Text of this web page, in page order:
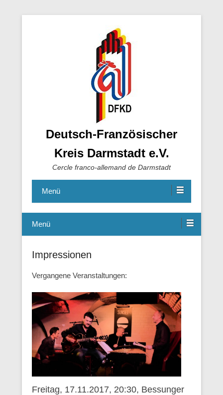
Deutsch-Französischer
Kreis Darmstadt e.V.
Cercle franco-allemand de Darmstadt
Menü
Menü
Impressionen
Vergangene Veranstaltungen:
Freitag, 17.11.2017, 20:30, Bessunger